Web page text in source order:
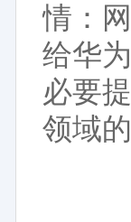
情：
给华
必要
领域